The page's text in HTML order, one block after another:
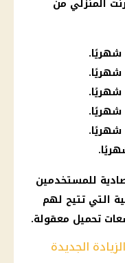
للمستخدمين
التي تتيح لهم
تحميل معقولة.
الجديدة